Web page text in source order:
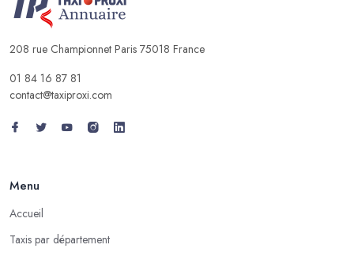
208 rue Championnet Paris 75018 France
01 84 16 87 81
contact@taxiproxi.com
Menu
Accueil
Taxis par département